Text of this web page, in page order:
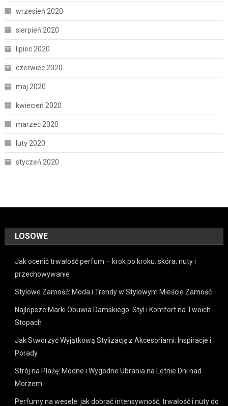
wrzesień 2020
sierpień 2020
lipiec 2020
czerwiec 2020
maj 2020
kwiecień 2020
marzec 2020
luty 2020
styczeń 2020
LOSOWE
Jak ocenić trwałość perfum – krok po kroku: skóra, nuty i
przechowywanie
Stylowe Zamość: Moda i Trendy w Stylowym Mieście Zamość
Najlepsze Marki Obuwia Damskiego: Styl i Komfort na Twoich
Stopach
Jak Stworzyć Wyjątkową Stylizację z Akcesoriami: Inspiracje i
Porady
Strój na Plażę: Modne i Wygodne Ubrania na Letnie Dni nad
Morzem
Perfumy na wesele: jak dobrać intensywność, trwałość i nuty do